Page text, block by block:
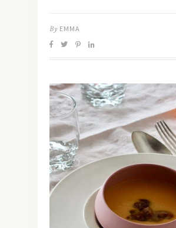
By EMMA